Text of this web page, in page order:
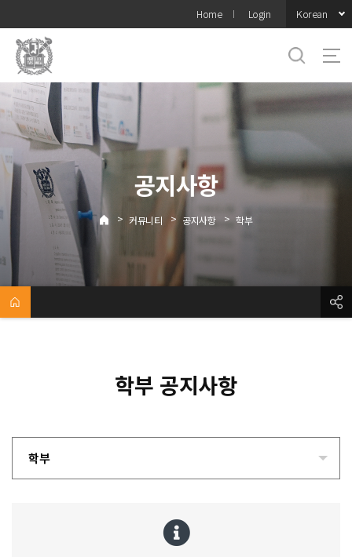
메뉴
Home Login Korean
공지사항
> 커뮤니티 > 공지사항 > 학부
학부 공지사항
학부